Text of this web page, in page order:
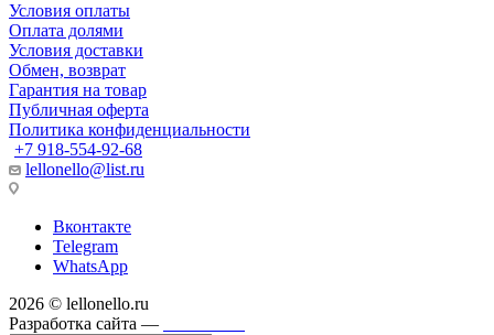
Условия оплаты
Оплата долями
Условия доставки
Обмен, возврат
Гарантия на товар
Публичная оферта
Политика конфиденциальности
+7 918-554-92-68
lellonello@list.ru
Вконтакте
Telegram
WhatsApp
2026 © lellonello.ru
Разработка сайта —